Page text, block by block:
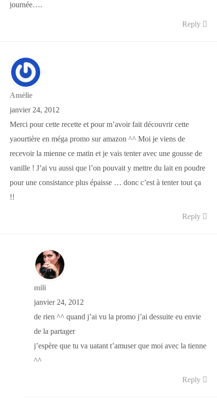
journée….
Reply
Amélie
janvier 24, 2012
Merci pour cette recette et pour m’avoir fait découvrir cette
yaourtière en méga promo sur amazon ^^ Moi je viens de
recevoir la mienne ce matin et je vais tenter avec une gousse de
vanille ! J’ai vu aussi que l’on pouvait y mettre du lait en poudre
pour une consistance plus épaisse … donc c’est à tenter tout ça
!!
Reply
mili
janvier 24, 2012
de rien ^^ quand j’ai vu la promo j’ai dessuite eu envie
de la partager
j’espère que tu va uatant t’amuser que moi avec la tienne
^^
Reply